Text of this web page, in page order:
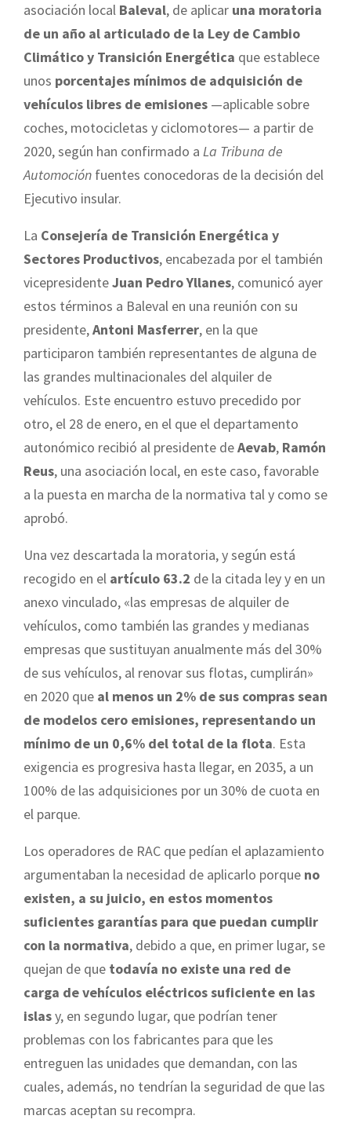
asociación local Baleval, de aplicar una moratoria
de un año al articulado de la Ley de Cambio
Climático y Transición Energética que establece
unos porcentajes mínimos de adquisición de
vehículos libres de emisiones —aplicable sobre
coches, motocicletas y ciclomotores— a partir de
2020, según han confirmado a La Tribuna de
Automoción fuentes conocedoras de la decisión del
Ejecutivo insular.
La Consejería de Transición Energética y
Sectores Productivos, encabezada por el también
vicepresidenteJuan Pedro Yllanes, comunicó ayer
estos términos a Baleval en una reunión con su
presidente,Antoni Masferrer, en la que
participaron también representantes de alguna de
las grandes multinacionales del alquiler de
vehículos. Este encuentro estuvo precedido por
otro, el 28 de enero, en el que el departamento
autonómico recibió al presidente deAevab, Ramón
Reus, una asociación local, en este caso, favorable
a la puesta en marcha de la normativa tal y como se
aprobó.
Una vez descartada la moratoria, y según está
recogido en el artículo 63.2 de la citada ley y en un
anexo vinculado, «las empresas de alquiler de
vehículos, como también las grandes y medianas
empresas que sustituyan anualmente más del 30%
de sus vehículos, al renovar sus flotas, cumplirán»
en 2020 que al menos un 2% de sus compras sean
de modelos cero emisiones, representando un
mínimo de un 0,6% del total de la flota. Esta
exigencia es progresiva hasta llegar, en 2035, a un
100% de las adquisiciones por un 30% de cuota en
el parque.
Los operadores de RAC que pedían el aplazamiento
argumentaban la necesidad de aplicarlo porque no
existen, a su juicio, en estos momentos
suficientes garantías para que puedan cumplir
con la normativa, debido a que, en primer lugar, se
quejan de que todavía no existe una red de
carga de vehículos eléctricos suficiente en las
islasy, en segundo lugar, que podrían tener
problemas con los fabricantes para que les
entreguen las unidades que demandan, con las
cuales, además, no tendrían la seguridad de que las
marcas aceptan su recompra.